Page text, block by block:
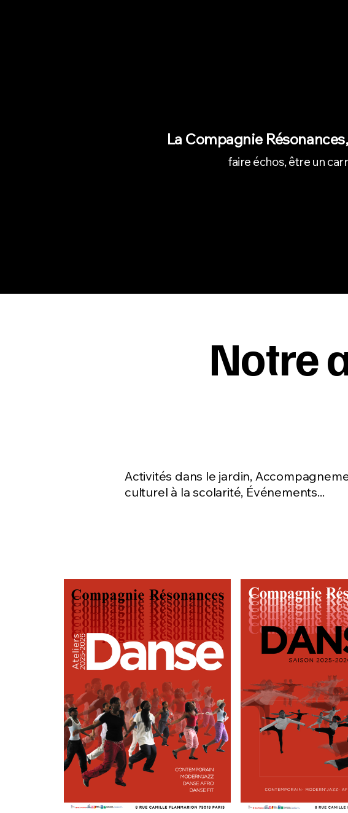
La Compagnie Résonances,
faire échos, être un
Notre
Activités dans le jardin,
culturel à la scolarité, Événements...